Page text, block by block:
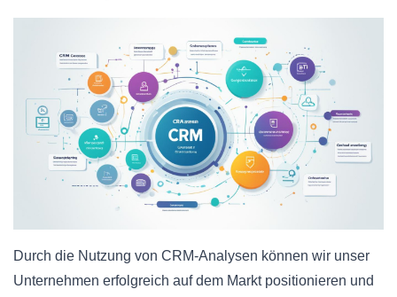
Durch die Nutzung von CRM-Analysen können wir unser
Unternehmen erfolgreich auf dem Markt positionieren und